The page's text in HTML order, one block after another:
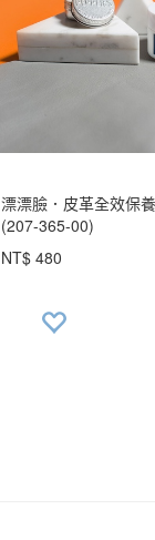
漂漂臉．皮革全效保
(207-365-00)
NT$ 480